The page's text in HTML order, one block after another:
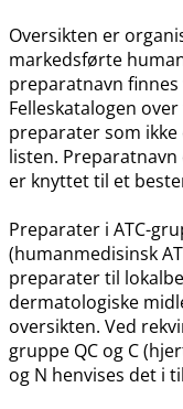
Oversikten er
markedsførte
preparatnavn
Felleskatalogen
preparater som
listen.
er knyttet til et
Preparater i ATC-
(humanmedisinsk
preparater til
dermatologiske
oversikten. Ved
gruppe QC og C
og N henvises det i